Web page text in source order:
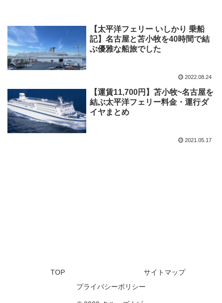
【太平洋フェリー いしかり 乗船
記】名古屋と苫小牧を40時間で結
ぶ優雅な船旅でした
2022.08.24
【運賃11,700円】苫小牧~名古屋を
結ぶ太平洋フェリー料金・運行ダ
イヤまとめ
2021.05.17
TOP
サイトマップ
プライバシーポリシー